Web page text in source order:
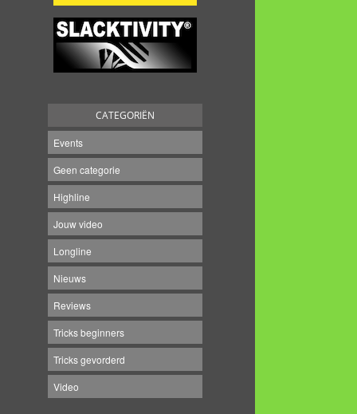
CATEGORIËN
Events
Geen categorie
Highline
Jouw video
Longline
Nieuws
Reviews
Tricks beginners
Tricks gevorderd
Video